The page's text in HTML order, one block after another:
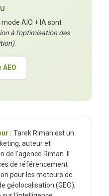
AIO + IA sont
à l'optimisation des
.
: Tarek Riman est un
auteur et
l'agence Riman. Il
de référencement
pour les moteurs de
géolocalisation (GEO),